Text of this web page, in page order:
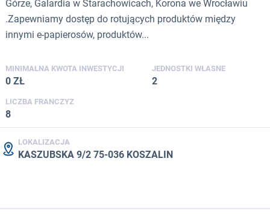
Górze, Galardia w Starachowicach, Korona we Wrocławiu
.Zapewniamy dostęp do rotujących produktów między
innymi e-papierosów, produktów...
MINIMALNA KWOTA INWESTYCJI
0 ZŁ
JEDNOSTKI WŁASNE
2
LICZBA FRANCZYZ
8
LOKALIZACJA
KASZUBSKA 9/2 75-036 KOSZALIN